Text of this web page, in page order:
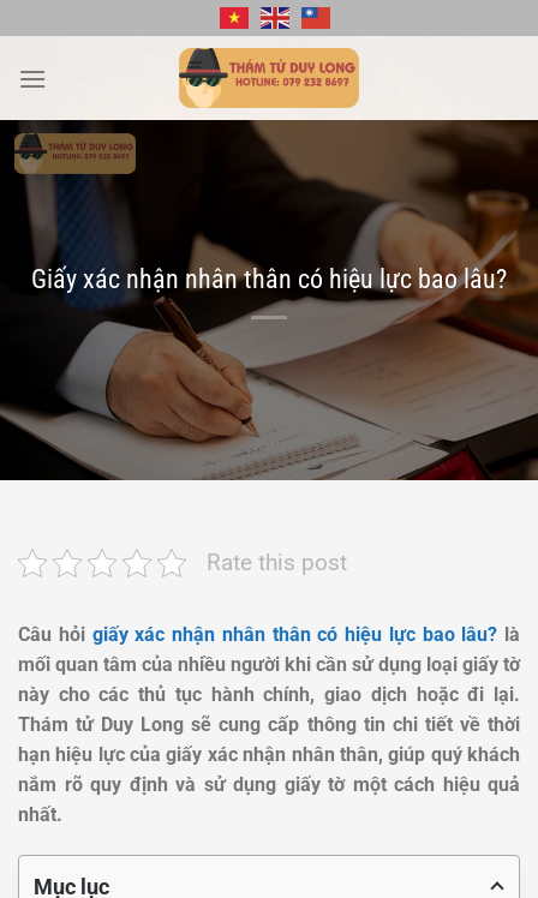
qua
nội
Giấy xác nhận nhân thân có hiệu lực bao lâu?
Rate this post
Câu hỏi giấy xác nhận nhân thân có hiệu lực bao lâu? là
mối quan tâm của nhiều người khi cần sử dụng loại giấy tờ
này cho các thủ tục hành chính, giao dịch hoặc đi lại.
Thám tử Duy Long sẽ cung cấp thông tin chi tiết về thời
hạn hiệu lực của giấy xác nhận nhân thân, giúp quý khách
nắm rõ quy định và sử dụng giấy tờ một cách hiệu quả
nhất.
Mục lục